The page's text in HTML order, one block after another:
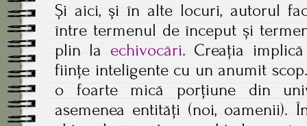
Și aici, și în alte locuri, autorul
între termenul de început și
plin la echivocări. Creația
ființe inteligente cu un anumit
o foarte mică porțiune din
asemenea entități (noi, oamenii).